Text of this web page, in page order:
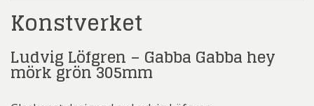
Konstverket
Ludvig Löfgren – Gabba Gabba hey
mörk grön 305mm